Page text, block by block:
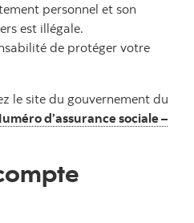
personnel et son
est illégale.
de protéger votre
le site du gouvernement du
d’assurance sociale –